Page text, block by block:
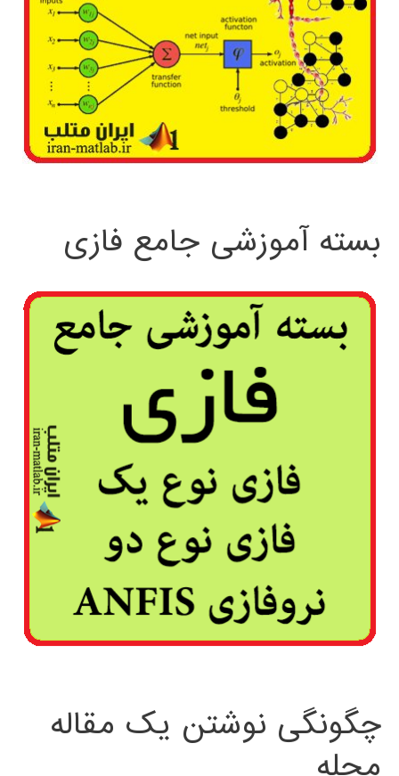
بسته آموزشی جامع فازی
چگونگی نوشتن یک مقاله